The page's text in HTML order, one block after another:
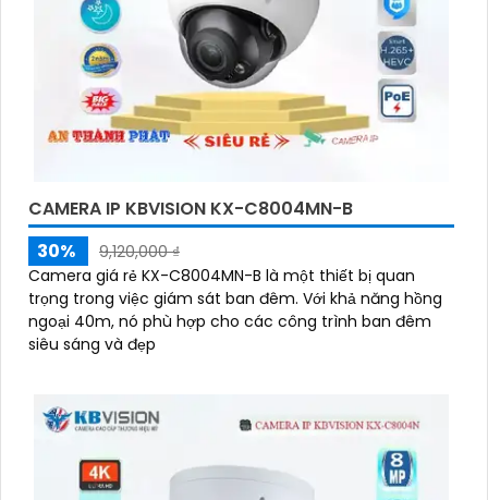
CAMERA IP KBVISION KX-C8004MN-B
30%
9,120,000 ₫
Camera giá rẻ KX-C8004MN-B là một thiết bị quan
trọng trong việc giám sát ban đêm. Với khả năng hồng
ngoại 40m, nó phù hợp cho các công trình ban đêm
siêu sáng và đẹp